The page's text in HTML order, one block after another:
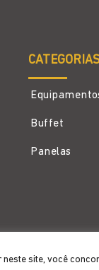
site, você
Buffet
Panelas